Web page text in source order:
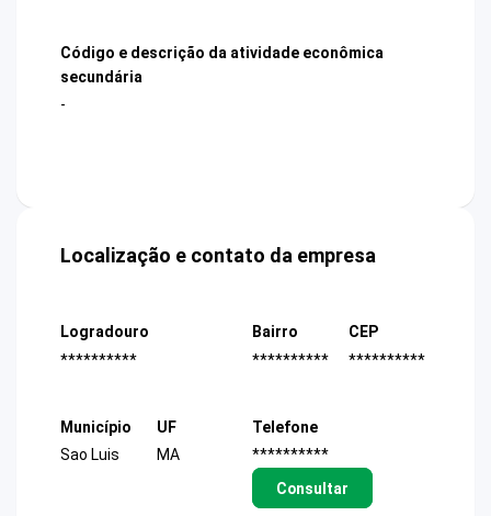
Código e descrição da atividade econômica
secundária
-
Localização e contato da empresa
Logradouro
**********
Bairro
**********
CEP
**********
Município
Sao Luis
UF
MA
Telefone
**********
Consultar